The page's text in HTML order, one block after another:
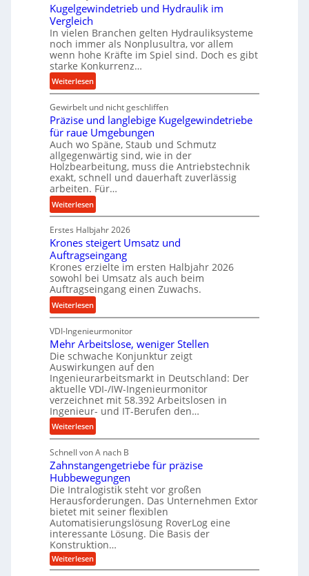
f
o
r
m
a
n
c
b
e
i
m
D
r
ü
c
k
p
r
o
z
e
s
s
Kugelgewindetrieb und Hydraulik im
Vergleich
In vielen Branchen gelten Hydrauliksysteme
noch immer als Nonplusultra, vor allem
wenn hohe Kräfte im Spiel sind. Doch es gibt
starke Konkurrenz…
Weiterlesen:
K
u
g
e
l
g
e
w
i
n
d
e
r
i
e
b
u
n
d
H
y
d
r
a
u
l
i
m
V
e
r
g
l
e
Gewirbelt und nicht geschliffen
Präzise und langlebige Kugelgewindetriebe
für raue Umgebungen
Auch wo Späne, Staub und Schmutz
allgegenwärtig sind, wie in der
Holzbearbeitung, muss die Antriebstechnik
exakt, schnell und dauerhaft zuverlässig
arbeiten. Für…
Weiterlesen:
P
r
ä
z
i
s
e
u
n
d
l
a
n
g
l
e
b
i
g
e
K
u
g
e
l
g
e
w
Erstes Halbjahr 2026
Krones steigert Umsatz und
Auftragseingang
Krones erzielte im ersten Halbjahr 2026
sowohl bei Umsatz als auch beim
Auftragseingang einen Zuwachs.
Weiterlesen:
K
r
o
n
e
s
s
t
e
i
g
e
r
t
U
m
s
a
t
z
VDI-Ingenieurmonitor
Mehr Arbeitslose, weniger Stellen
Die schwache Konjunktur zeigt
Auswirkungen auf den
Ingenieurarbeitsmarkt in Deutschland: Der
aktuelle VDI-/IW-Ingenieurmonitor
verzeichnet mit 58.392 Arbeitslosen in
Ingenieur- und IT-Berufen den…
Weiterlesen:
M
e
h
r
A
r
b
e
i
t
s
Schnell von A nach B
Zahnstangengetriebe für präzise
Hubbewegungen
Die Intralogistik steht vor großen
Herausforderungen. Das Unternehmen Extor
bietet mit seiner flexiblen
Automatisierungslösung RoverLog eine
interessante Lösung. Die Basis der
Konstruktion…
Weiterlesen:
Z